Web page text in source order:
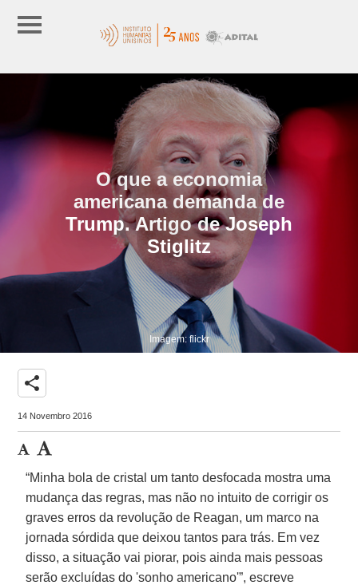
O que a economia
americana demanda de
Trump. Artigo de Joseph
Stiglitz
Imagem: flickr
share
14 Novembro 2016
“Minha bola de cristal um tanto desfocada mostra uma
mudança das regras, mas não no intuito de corrigir os
graves erros da revolução de Reagan, um marco na
jornada sórdida que deixou tantos para trás. Em vez
disso, a situação vai piorar, pois ainda mais pessoas
serão excluídas do 'sonho americano'”, escreve